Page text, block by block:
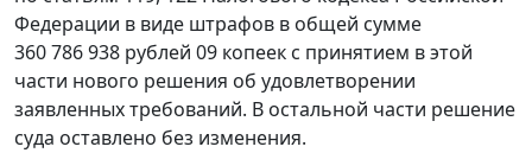
Федерации в виде штрафов в общей сумме
360 786 938 рублей 09 копеек с принятием в этой
части нового решения об удовлетворении
заявленных требований. В остальной части решение
суда оставлено без изменения.